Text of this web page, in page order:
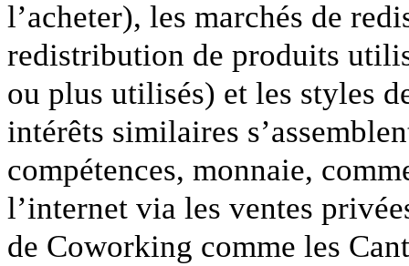
l’acheter), les marchés de
redistribution de produits
ou plus utilisés) et les styles
intérêts similaires
compétences, monnaie,
l’internet via les ventes
de Coworking comme les